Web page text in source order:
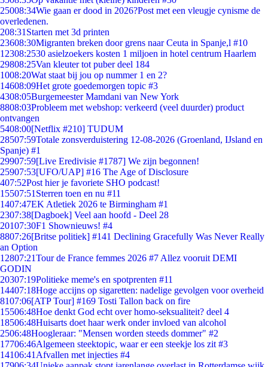
25008:34Wie gaan er dood in 2026?Post met een vleugje cynisme de
overledenen.
208:31 Starten met 3d printen
23608:30Migranten breken door grens naar Ceuta in Spanje,l #10
12308:2530 asielzoekers kosten 1 miljoen in hotel centrum Haarlem
29808:25Van kleuter tot puber deel 184
1008:20Wat staat bij jou op nummer 1 en 2?
14608:09Het grote goedemorgen topic #3
4308:05Burgemeester Mamdani van New York
8808:03Probleem met webshop: verkeerd (veel duurder) product
ontvangen
5408:00[Netflix #210] TUDUM
28507:59Totale zonsverduistering 12-08-2026 (Groenland, IJsland en
Spanje) #1
29907:59[Live Eredivisie #1787] We zijn begonnen!
25907:53[UFO/UAP] #16 The Age of Disclosure
407:52Post hier je favoriete SHO podcast!
15507:51 Sterren toen en nu #11
1407:47EK Atletiek 2026 te Birmingham #1
2307:38[Dagboek] Veel aan hoofd - Deel 28
20107:30F1 Shownieuws! #4
8807:26[Britse politiek] #141 Declining Gracefully Was Never Really
an Option
12807:21Tour de France femmes 2026 #7 Allez vooruit DEMI
GODIN
20307:19Politieke meme's en spotprenten #11
14407:18Hoge accijns op sigaretten: nadelige gevolgen voor overheid
8107:06[ATP Tour] #169 Tosti Tallon back on fire
15506:48Hoe denkt God echt over homo-seksualiteit? deel 4
18506:48Huisarts doet haar werk onder invloed van alcohol
2506:48Hoogleraar: "Mensen worden steeds dommer" #2
17706:46Algemeen steektopic, waar er een steekje los zit #3
14106:41 Afvallen met injecties #4